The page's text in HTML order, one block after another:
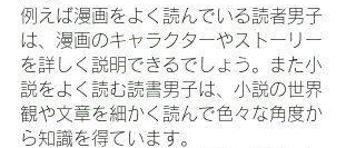
例えば漫画をよく読んでいる読者男子
は、漫画のキャラクターやストーリー
を詳しく説明できるでしょう。また小
説をよく読む読書男子は、小説の世界
観や文章を細かく読んで色々な角度か
ら知識を得ています。